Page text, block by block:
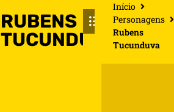
RUBENS
TUCUNDUVA
Início
Personagens
Rubens
Tucunduva